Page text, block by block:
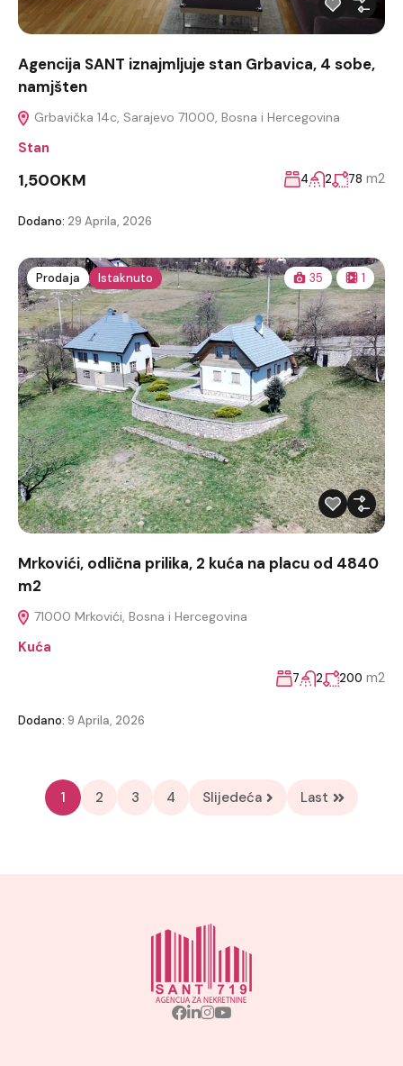
Agencija SANT iznajmljuje stan Grbavica, 4 sobe,
namjšten
Grbavička 14c, Sarajevo 71000, Bosna i Hercegovina
Stan
1,500KM 4 2 78 m2
Dodano: 29 Aprila, 2026
Prodaja Istaknuto 35 1
Mrkovići, odlična prilika, 2 kuća na placu od 4840
m2
71000 Mrkovići, Bosna i Hercegovina
Kuća
7 2 200 m2
Dodano: 9 Aprila, 2026
1 2 3 4 Slijedeća Last